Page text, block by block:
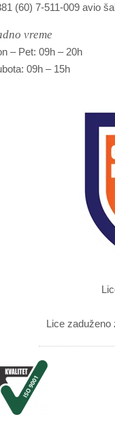
(60) 7-511-009 avio
vreme
– Pet: 09h – 20h
09h – 15h
Lice zaduženo